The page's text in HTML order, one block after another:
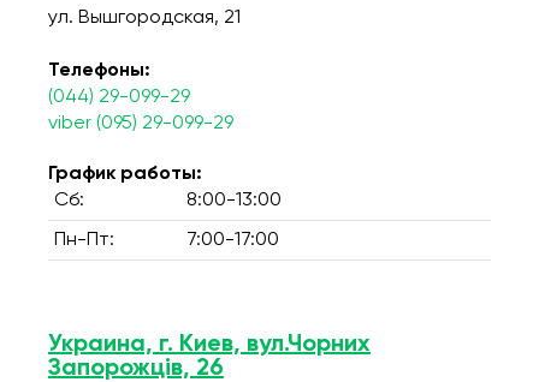
ул. Вышгородская, 21
Телефоны:
(044) 29-099-29
viber (095) 29-099-29
График работы:
Сб:
8:00-13:00
Пн-Пт: 7:00-17:00
Украина, г. Киев, вул.Чорних
Запорожців, 26